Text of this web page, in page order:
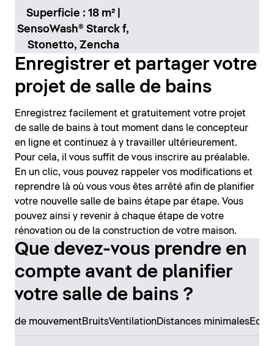
Superficie : 18 m² |
SensoWash® Starck f,
Stonetto, Zencha
Enregistrer et partager votre
projet de salle de bains
Enregistrez facilement et gratuitement votre projet
de salle de bains à tout moment dans le concepteur
en ligne et continuez à y travailler ultérieurement.
Pour cela, il vous suffit de vous inscrire au préalable.
En un clic, vous pouvez rappeler vos modifications et
reprendre là où vous vous êtes arrêté afin de planifier
votre nouvelle salle de bains étape par étape. Vous
pouvez ainsi y revenir à chaque étape de votre
rénovation ou de la construction de votre maison.
Que devez-vous prendre en
compte avant de planifier
votre salle de bains ?
de mouvementBruitsVentilationDistances minimales